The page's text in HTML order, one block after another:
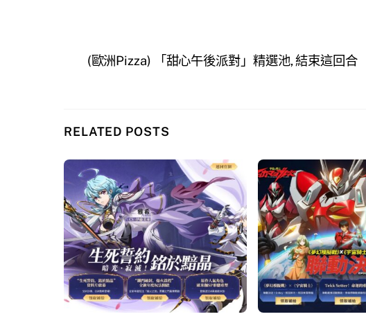
(歐洲Pizza) 「甜心午後派對」精選池, 結束這回合
RELATED POSTS